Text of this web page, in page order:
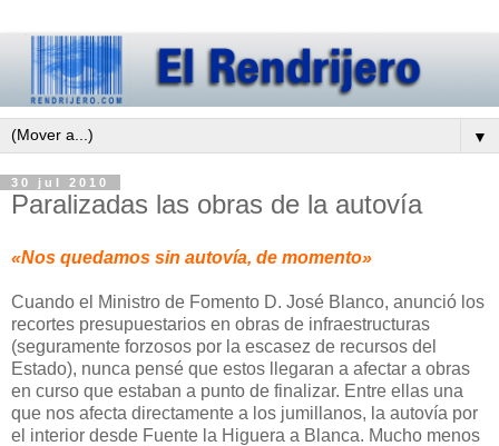
▼
30 jul 2010
Paralizadas las obras de la autovía
«Nos quedamos sin autovía, de momento»
Cuando el Ministro de Fomento D. José Blanco, anunció los
recortes presupuestarios en obras de infraestructuras
(seguramente forzosos por la escasez de recursos del
Estado), nunca pensé que estos llegaran a afectar a obras
en curso que estaban a punto de finalizar. Entre ellas una
que nos afecta directamente a los jumillanos, la autovía por
el interior desde Fuente la Higuera a Blanca. Mucho menos